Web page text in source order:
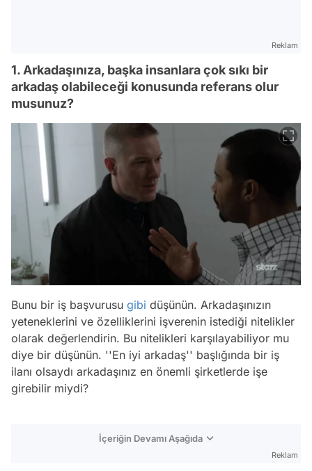
Reklam
1. Arkadaşınıza, başka insanlara çok sıkı bir
arkadaş olabileceği konusunda referans olur
musunuz?
Bunu bir iş başvurusu gibi düşünün. Arkadaşınızın
yeteneklerini ve özelliklerini işverenin istediği nitelikler
olarak değerlendirin. Bu nitelikleri karşılayabiliyor mu
diye bir düşünün. ''En iyi arkadaş'' başlığında bir iş
ilanı olsaydı arkadaşınız en önemli şirketlerde işe
girebilir miydi?
İçeriğin Devamı Aşağıda
Reklam